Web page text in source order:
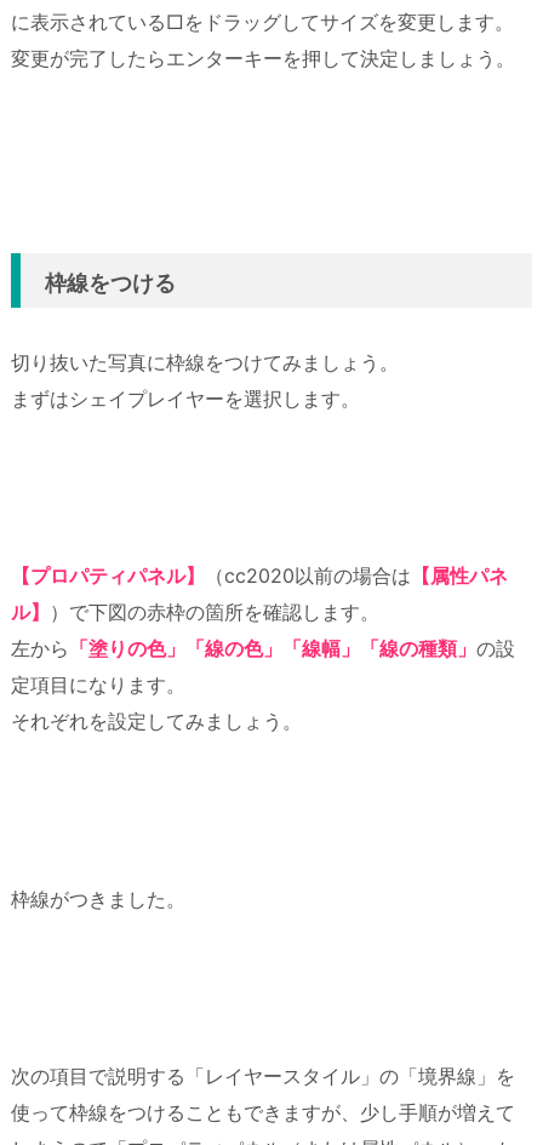
に表示されている□をドラッグしてサイズを変更します。
変更が完了したらエンターキーを押して決定しましょう。
枠線をつける
切り抜いた写真に枠線をつけてみましょう。
まずはシェイプレイヤーを選択します。
【プロパティパネル】 （cc2020以前の場合は 【属性パネ
ル】 ）で下図の赤枠の箇所を確認します。
左から 「塗りの色」「線の色」「線幅」「線の種類」 の設
定項目になります。
それぞれを設定してみましょう。
枠線がつきました。
次の項目で説明する「レイヤースタイル」の「境界線」を
使って枠線をつけることもできますが、少し手順が増えて